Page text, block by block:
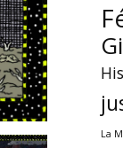
La